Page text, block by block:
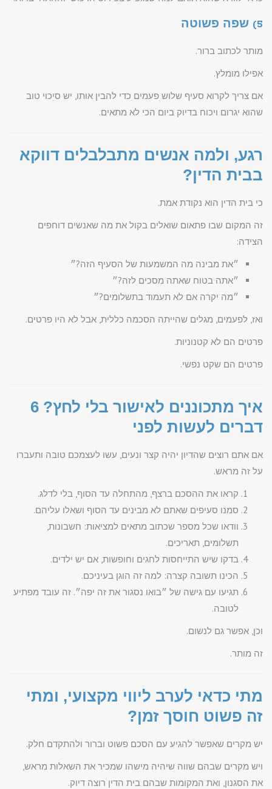
5) שפה פשוטה
מותר לכתוב ברור.
אפילו מומלץ.
אם צריך לקרוא סעיף שלוש פעמים כדי להבין אותו, יש סיכוי טוב
שהוא יגרום ויכוח בדיוק ביום הכי לא מתאים.
רגע, ולמה אנשים מתבלבלים דווקא
בבית הדין?
כי בית הדין הוא נקודת אמת.
זה המקום שבו פתאום שואלים בקול את מה שאנשים דוחפים
הצידה:
״את מבינה מה המשמעות של הסעיף הזה?״
״אתה בטוח שאתה מסכים לזה?״
״מה יקרה אם לא תעמוד בתשלומים?״
ואז, לפעמים, מגלים שהייתה הסכמה כללית, אבל לא היו פרטים.
פרטים הם לא קטנוניות.
פרטים הם שקט נפשי.
איך מתכוננים לאישור בלי לחץ? 6
דברים לעשות לפני
אם אתם רוצים שהדיון יהיה קצר ונעים, עשו לעצמכם טובה ותעברו
על זה מראש.
קראו את ההסכם ברצף, מהתחלה עד הסוף, בלי לדלג.
סמנו סעיפים שאתם לא מבינים עד הסוף ושאלו עליהם.
וודאו שכל מספר שכתוב מתאים למציאות: חשבונות,
תשלומים, תאריכים.
בדקו שיש התייחסות לחגים וחופשות, אם יש ילדים.
הכינו תשובה קצרה: למה זה הוגן בעיניכם.
תגיעו עם גישה של ״בואו נסגור את זה יפה״. זה עובד מפתיע
לטובה.
וכן, אפשר גם לנשום.
זה מותר.
מתי כדאי לערב ליווי מקצועי, ומתי
זה פשוט חוסך זמן?
יש מקרים שאפשר להגיע עם הסכם פשוט וברור ולהתקדם חלק.
ויש מקרים שבהם שווה שיהיה מישהו שמכיר את השאלות מראש,
את הסגנון, ואת המקומות שבהם בית הדין רוצה דיוק.